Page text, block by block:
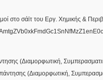
στο σάϊτ του Εργ. Χημικής &
(Διαμορφωτική,
(Διαμορφωτική,